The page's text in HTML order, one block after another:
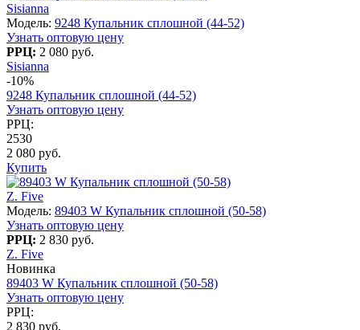
Sisianna
Модель: 9248 Купальник сплошной (44-52)
Узнать оптовую цену
РРЦ: 2 080 руб.
Sisianna
-10%
9248 Купальник сплошной (44-52)
Узнать оптовую цену
РРЦ:
2530
2 080 руб.
Купить
Z. Five
Модель: 89403 W Купальник сплошной (50-58)
Узнать оптовую цену
РРЦ: 2 830 руб.
Z. Five
Новинка
89403 W Купальник сплошной (50-58)
Узнать оптовую цену
РРЦ:
2 830 руб.